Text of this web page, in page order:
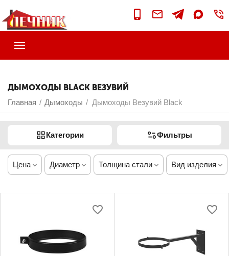
ДЫМОХОДЫ BLACK ВЕЗУВИЙ
Главная / Дымоходы / Дымоходы Везувий Black
Категории Фильтры
Цена Диаметр Толщина стали Вид изделия